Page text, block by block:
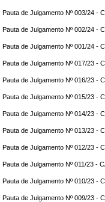
Pauta de Julgamento Nº 003/24 -
Pauta de Julgamento Nº 002/24 -
Pauta de Julgamento Nº 001/24 -
Pauta de Julgamento Nº 017/23 -
Pauta de Julgamento Nº 016/23 -
Pauta de Julgamento Nº 015/23 -
Pauta de Julgamento Nº 014/23 -
Pauta de Julgamento Nº 013/23 -
Pauta de Julgamento Nº 012/23 -
Pauta de Julgamento Nº 011/23 -
Pauta de Julgamento Nº 010/23 -
Pauta de Julgamento Nº 009/23 -